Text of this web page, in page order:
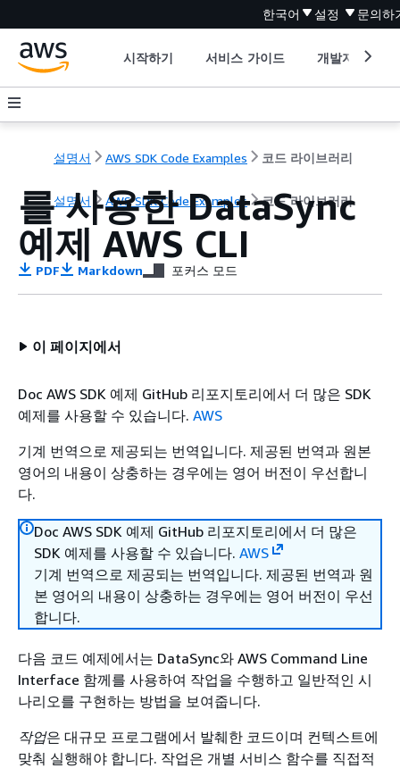
한국어 설정 문의하
시작하기 서비스 가이드 개발자 도구
설명서 AWS SDK Code Examples 코드 라이브러리
설명서 AWS SDK Code Examples 코드 라이브러리
를 사용한 DataSync
예제 AWS CLI
PDF Markdown 포커스 모드
이 페이지에서
Doc AWS SDK 예제 GitHub 리포지토리에서 더 많은 SDK
예제를 사용할 수 있습니다. AWS
기계 번역으로 제공되는 번역입니다. 제공된 번역과 원본
영어의 내용이 상충하는 경우에는 영어 버전이 우선합니
다.
Doc AWS SDK 예제 GitHub 리포지토리에서 더 많은
SDK 예제를 사용할 수 있습니다. AWS
기계 번역으로 제공되는 번역입니다. 제공된 번역과 원
본 영어의 내용이 상충하는 경우에는 영어 버전이 우선
합니다.
다음 코드 예제에서는 DataSync와 AWS Command Line
Interface 함께를 사용하여 작업을 수행하고 일반적인 시
나리오를 구현하는 방법을 보여줍니다.
작업은 대규모 프로그램에서 발췌한 코드이며 컨텍스트에
맞춰 실행해야 합니다. 작업은 개별 서비스 함수를 직접적